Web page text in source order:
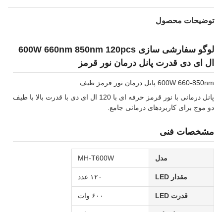
توضیحات محصول
لوگو سفارشی سازی 600W 660nm 850nm 120pcs
ال ای دی قدرت پانل درمان نور قرمز
600W 660-850nm پانل درمان نور قرمز طیف
پانل درمانی با نور قرمز حرفه ای با 120 ال ای دی با قدرت بالا با طیف
دو موج برای کاربردهای درمانی جامع.
مشخصات فنی
مدل MH-T600W
مقدار LED ۱۲۰ عدد
قدرت LED ۶۰۰ وات